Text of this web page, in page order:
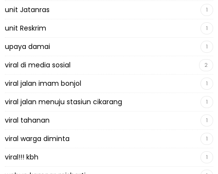
unit Jatanras 1
unit Reskrim 1
upaya damai 1
viral di media sosial 2
viral jalan imam bonjol 1
viral jalan menuju stasiun cikarang 1
viral tahanan 1
viral warga diminta 1
viral!!! kbh 1